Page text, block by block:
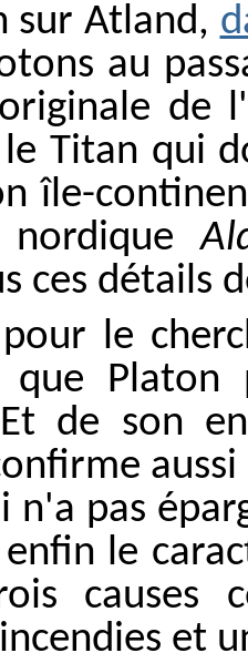
sur Atland,
au
de
Titan qui
île-
nordique
ces détails
le
que
de son
n'a pas
le
causes
et